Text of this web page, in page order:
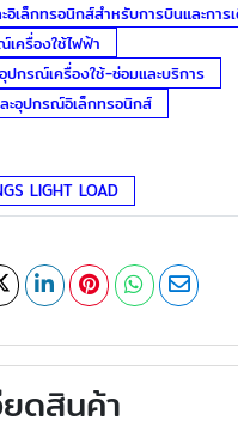
เล็กทรอนิกส์สำหรับการบินและการเ
ครื่องใช้ไฟฟ้า
กรณ์เครื่องใช้-ซ่อมและบริการ
ะอุปกรณ์อิเล็กทรอนิกส์
LIGHT LOAD
ยดสินค้า